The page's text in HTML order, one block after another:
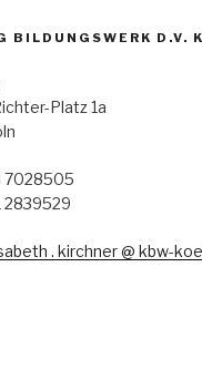
BILDUNGSWERK D.V.
Platz 1a
7028505
2839529
. kirchner @ kbw-